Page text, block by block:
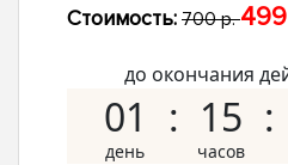
Стоимость: 700 р.
до окончания
01 15